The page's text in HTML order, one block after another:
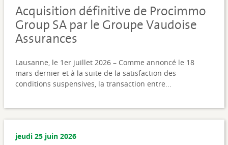
Acquisition définitive de Procimmo
Group SA par le Groupe Vaudoise
Assurances
Lausanne, le 1er juillet 2026 – Comme annoncé le 18
mars dernier et à la suite de la satisfaction des
conditions suspensives, la transaction entre...
jeudi 25 juin 2026